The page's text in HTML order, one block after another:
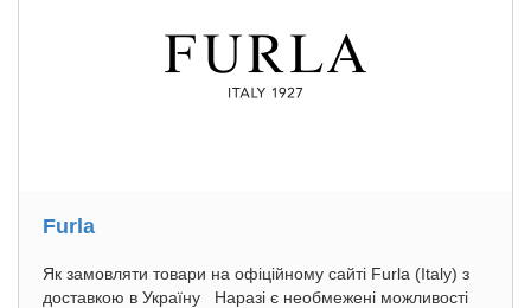
Furla
Як замовляти товари на офіційному сайті Furla (Italy) з
доставкою в Україну Наразі є необмежені можливості